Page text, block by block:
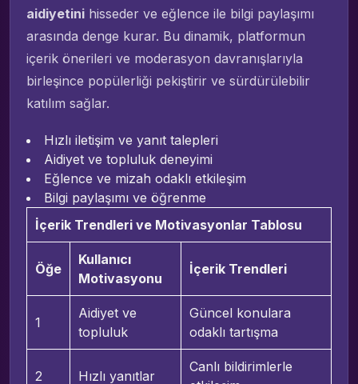
aidiyetini hisseder ve eğlence ile bilgi paylaşımı
arasında denge kurar. Bu dinamik, platformun
içerik önerileri ve moderasyon davranışlarıyla
birleşince popülerliği pekiştirir ve sürdürülebilir
katılım sağlar.
Hızlı iletişim ve yanıt talepleri
Aidiyet ve topluluk deneyimi
Eğlence ve mizah odaklı etkileşim
Bilgi paylaşımı ve öğrenme
İçerik Trendleri ve Motivasyonlar Tablosu
Öğe
Kullanıcı
Motivasyonu
İçerik Trendleri
1
Aidiyet ve
topluluk
Güncel konulara
odaklı tartışma
2 Hızlı yanıtlar
Canlı bildirimlerle